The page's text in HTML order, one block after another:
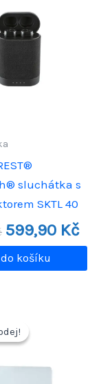
sluchátka s
SKTL 40
Původní
cena
byla:
900,00 Kč.
599,90 Kč
je:
košíku